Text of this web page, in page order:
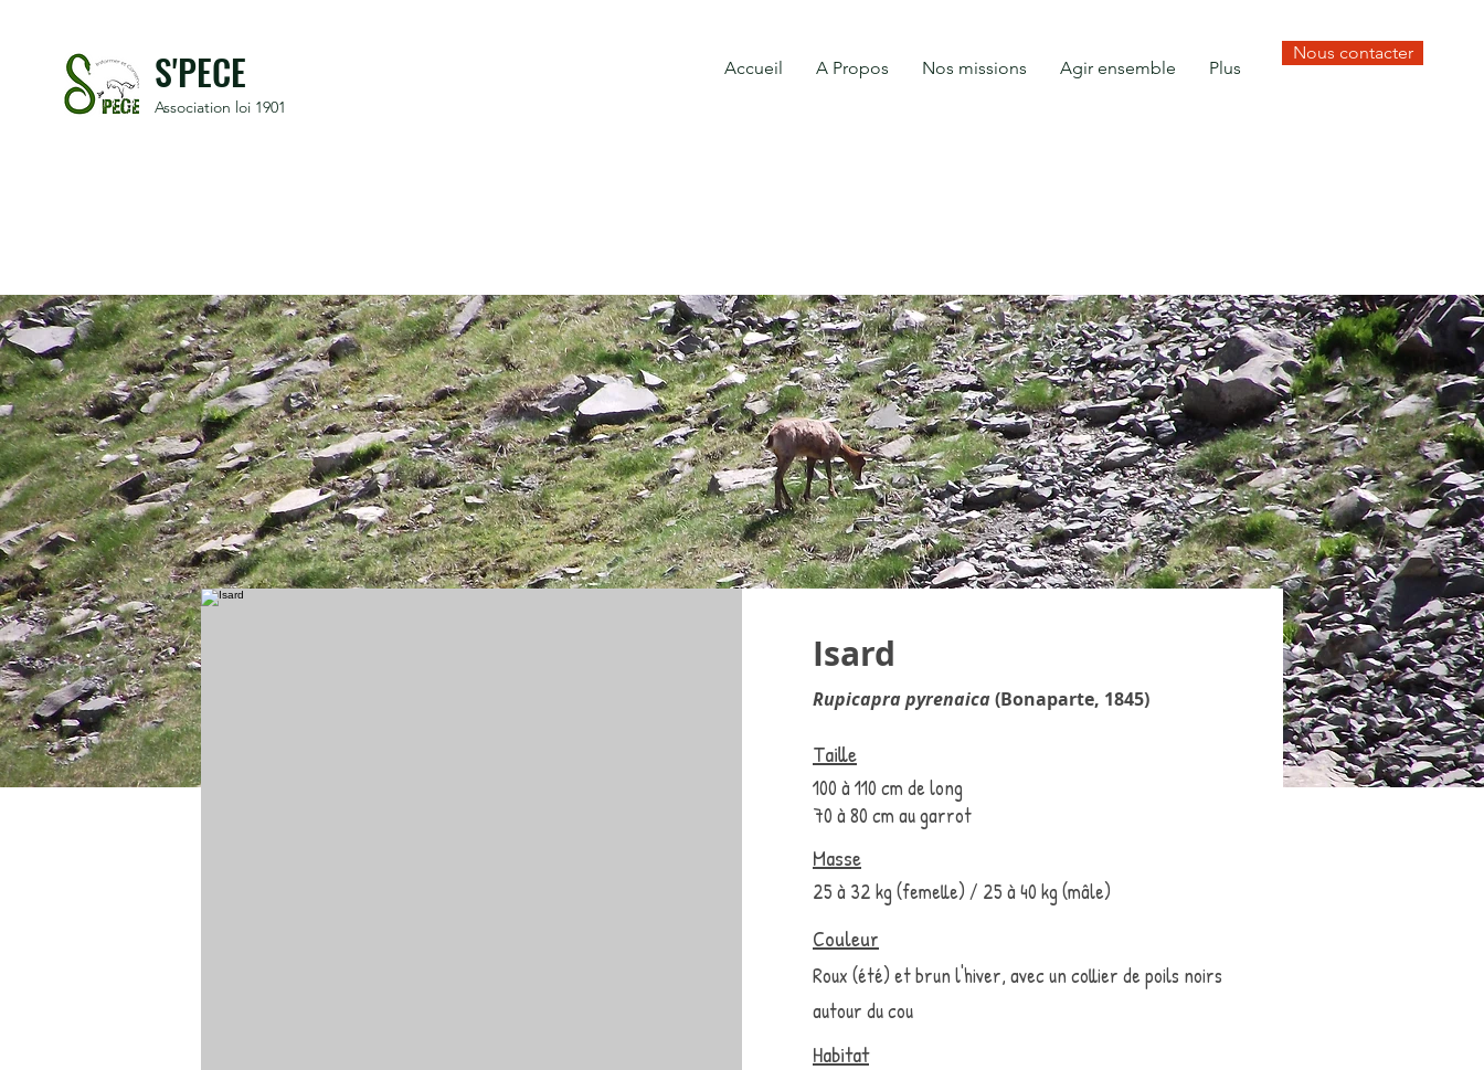
S'PECE
Association loi 1901
Accueil A Propos Nos missions Agir ensemble Plus
Nous contacter
Isard
Rupicapra pyrenaica(Bonaparte, 1845)
Taille
100 à 110 cm de long
70 à 80 cm au garrot
Masse
25 à 32 kg (femelle) / 25 à 40 kg (mâle)
Couleur
Roux (été) et brun l'hiver, avec un collier de poils noirs
autour du cou
Habitat